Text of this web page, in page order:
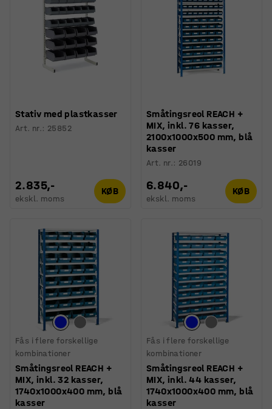
Stativ med plastkasser
Art. nr.: 25852
2.835,-
ekskl. moms
KØB
Småtingsreol REACH +
MIX, inkl. 76 kasser,
2100x1000x500 mm, blå
kasser
Art. nr.: 26019
6.840,-
ekskl. moms
KØB
Fås i flere forskellige
kombinationer
Småtingsreol REACH +
MIX, inkl. 32 kasser,
1740x1000x400 mm, blå
kasser
Fås i flere forskellige
kombinationer
Småtingsreol REACH +
MIX, inkl. 44 kasser,
1740x1000x400 mm, blå
kasser